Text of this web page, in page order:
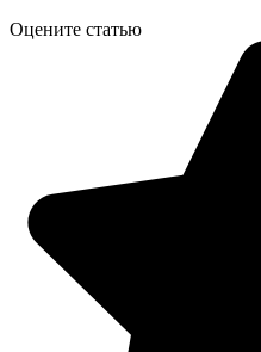
Оцените статью